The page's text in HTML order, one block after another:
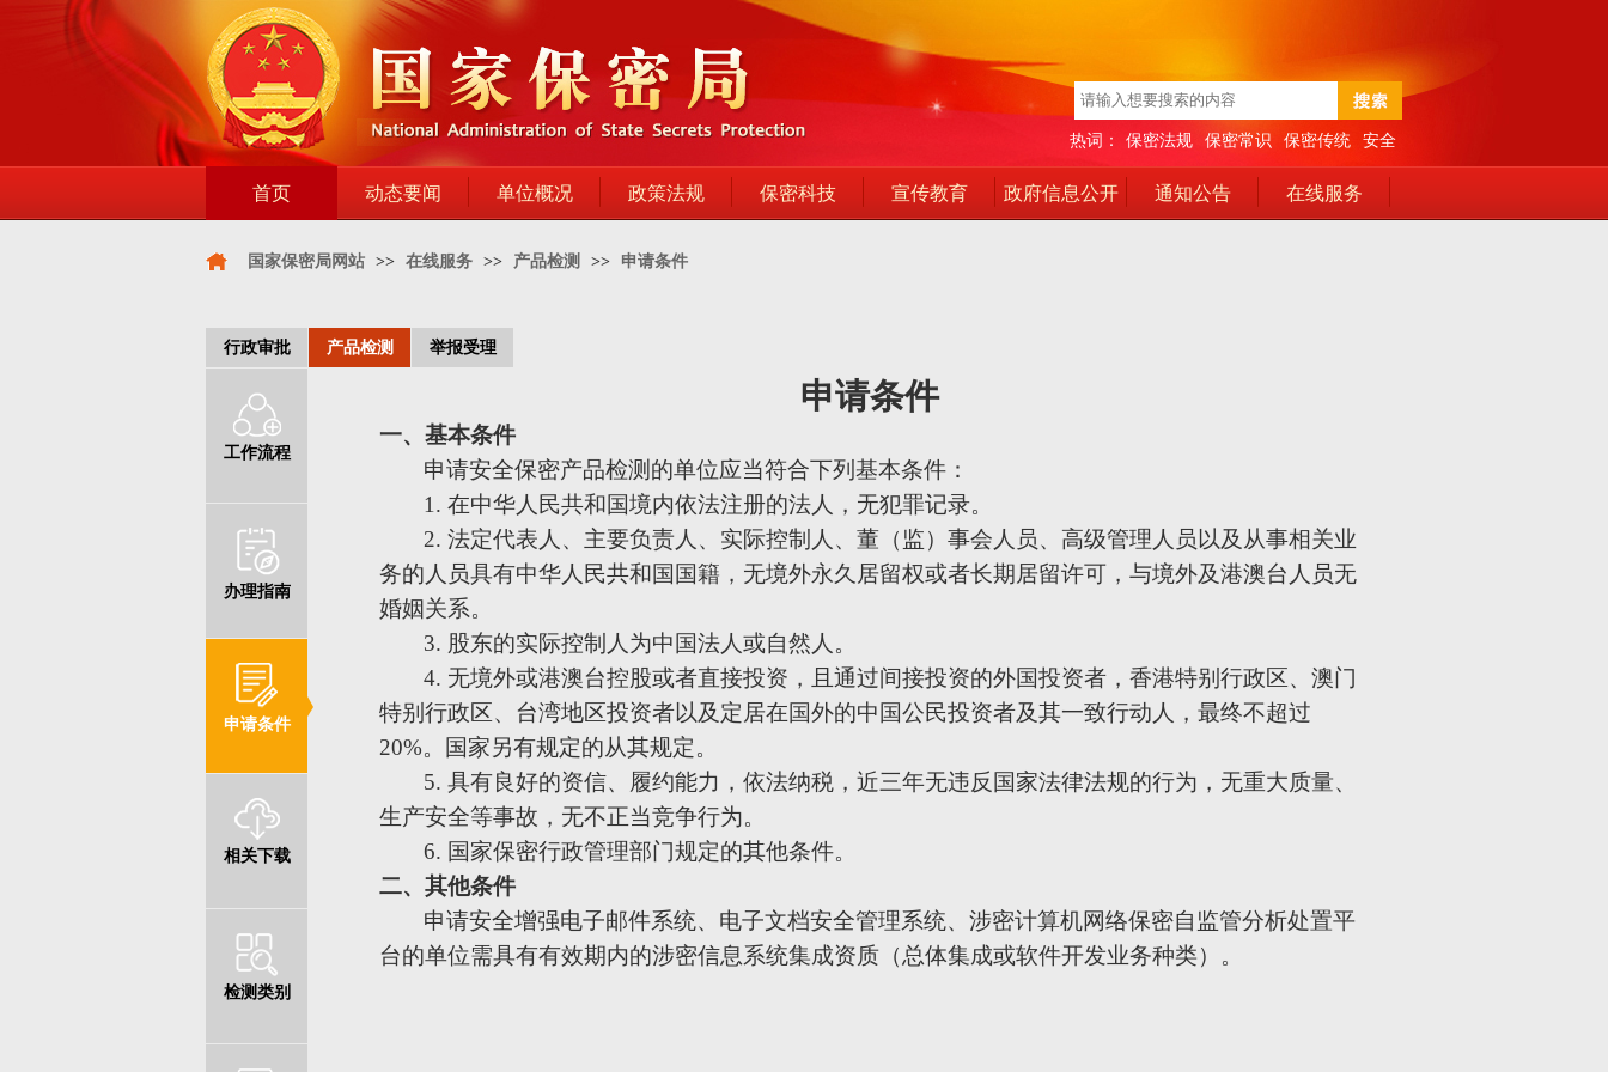
热词： 保密法规 保密常识 保密传统 安全
首页 动态要闻 单位概况 政策法规 保密科技 宣传教育 政府信息公开 通知公告 在线服务
国家保密局网站 >> 在线服务 >> 产品检测 >> 申请条件
行政审批 产品检测 举报受理
工作流程
办理指南
申请条件
相关下载
检测类别
申请条件
一、基本条件
申请安全保密产品检测的单位应当符合下列基本条件：
1.在中华人民共和国境内依法注册的法人，无犯罪记录。
2.法定代表人、主要负责人、实际控制人、董（监）事会人员、高级管理人员以及从事相关业
务的人员具有中华人民共和国国籍，无境外永久居留权或者长期居留许可，与境外及港澳台人员无
婚姻关系。
3. 股东的实际控制人为中国法人或自然人。
4. 无境外或港澳台控股或者直接投资，且通过间接投资的外国投资者，香港特别行政区、澳门
特别行政区、台湾地区投资者以及定居在国外的中国公民投资者及其一致行动人，最终不超过
20%。国家另有规定的从其规定。
5.具有良好的资信、履约能力，依法纳税，近三年无违反国家法律法规的行为，无重大质量、
生产安全等事故，无不正当竞争行为。
6. 国家保密行政管理部门规定的其他条件。
二、其他条件
申请安全增强电子邮件系统、电子文档安全管理系统、涉密计算机网络保密自监管分析处置平
台的单位需具有有效期内的涉密信息系统集成资质（总体集成或软件开发业务种类）。